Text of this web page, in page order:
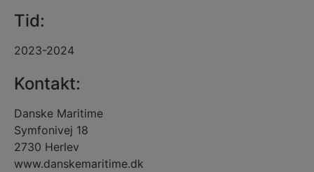
Tid:
2023-2024
Kontakt:
Danske Maritime
Symfonivej 18
2730 Herlev
www.danskemaritime.dk